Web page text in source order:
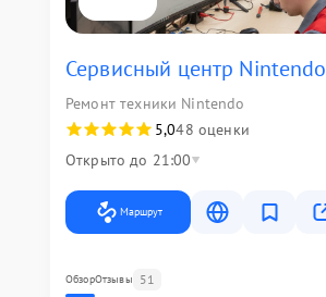
Сервисный центр Nintendo
Ремонт техники Nintendo
5,048 оценки
Открыто до 21:00
Маршрут
ОбзорОтзывы 51